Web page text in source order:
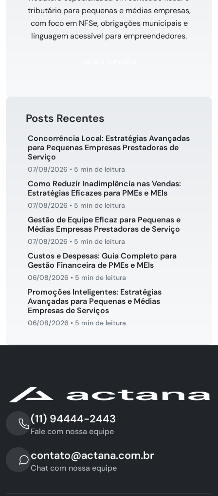
tributário para pequenas e médias empresas,
com foco em NFSe, obrigações municipais e
linguagem acessível para empreendedores.
Posts Recentes
Concorrência Local: Estratégias Avançadas
para Pequenas Empresas Prestadoras de
Serviço
07/08/2026 • 5 min de leitura
Como Reduzir Inadimplência nas Vendas:
Estratégias Eficazes para PMEs e MEIs
07/08/2026 • 5 min de leitura
Gestão de Equipe Eficaz para Pequenas e
Médias Empresas Prestadoras de Serviço
07/08/2026 • 5 min de leitura
Custos e Despesas: Guia Completo para
Gestão Financeira de PMEs e MEIs
06/08/2026 • 5 min de leitura
Promoções Inteligentes: Estratégias
Avançadas para Pequenas e Médias
Empresas de Serviços
06/08/2026 • 5 min de leitura
(11) 94444-2443
Fale com nossa equipe
contato@actana.com.br
Chat com nossa equipe